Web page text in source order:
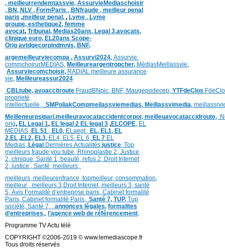
, meilleurrendemtassvie, AssurvieMediaschoisir
, BN, NLV , FormParis , BNfraude , meilleur penal
paris ,meilleur penal, , Lyme , Lyme
groupe, esthetique2, femme
avocat, Tribunal, Medias20ans, Legal 3,avocats,
clinique euro, EL20ans Scope-
Orig avtdgecorpindmnis, BNF,
argemeilleurviecompa , Assurvi2024, Assurvie:
commchoirurMEDIAS, Meilleureargentropcher, MédiasMeillassvie,
Assurviecomchoisir, RADIAL meilleure assurance
vie, Meilleureassur2024
CBLtube, avoaccitroute FraudBNpic, BNF, Maugepodecep, YTFdeClos
proprieté
intellectuelle , SMPoliakCompmeilassviemedias, Meillassvimedia,
Meilleneurpsipari,meilleuravocataccidentcorpor, meilleuavocataccidroute,
orig, EL Legal 1, EL legal 2 EL legal 3 ,ELCOPE, EL
MEDIAS, EL 51 , EL0, ELaegt , EL, EL1, EL
2,EL ,EL2, EL3, EL4, EL5, EL 6, EL 7 EL
Medias, Légal Dernières Actualités,justice, Top
meilleurs,fraude you tube, Rhinoplastie 2, Justice
2, clinique, Santé 1, beauté, refus 2, Droit Internet
2, justice , Santé ,meilleurs,
meilleurs, meilleurenfrance, topmeilleur, consommation,
meilleur , meilleurs 3,Droit Internet, meilleurs 3, santé
5, Avis,Formalité d’entreprise paris, Cabinet formalité
Paris, Cabinet formalité Paris, Santé 7, TUP, Tup
société, Santé 7, , annonces légales, formalites
d’entreprises,, l’agence web de référencement,
Programme TV Actu télé
COPYRIGHT ©2006-2019 © www.lemediascope.fr
Tous droits réservés